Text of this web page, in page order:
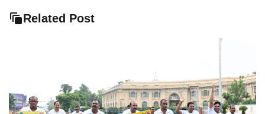
Related Post